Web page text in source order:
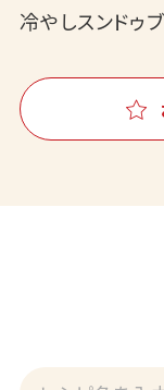
冷やしスンドゥ